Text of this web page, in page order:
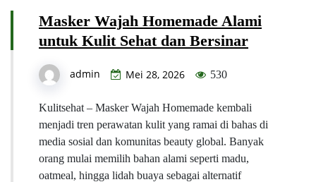
Masker Wajah Homemade Alami
untuk Kulit Sehat dan Bersinar
admin Mei 28, 2026 530
Kulitsehat – Masker Wajah Homemade kembali
menjadi tren perawatan kulit yang ramai di bahas di
media sosial dan komunitas beauty global. Banyak
orang mulai memilih bahan alami seperti madu,
oatmeal, hingga lidah buaya sebagai alternatif